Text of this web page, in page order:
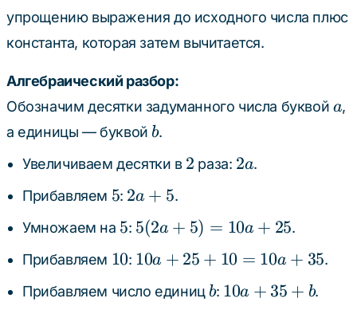
упрощению выражения до исходного числа плюс
константа, которая затем вычитается.
Алгебраический разбор:
Обозначим десятки задуманного числа буквой a
a,
а единицы — буквой b
b.
Увеличиваем десятки в 2
2 раза: 2a
2a.
Прибавляем 5
5: 2a
5
2a + 5.
Умножаем на 5
5: 5(2a
5)
=
5(2a + 5) = 10a + 25.
Прибавляем 10
10: 10a
25
10a + 25 + 10 = 10a + 35.
Прибавляем число единиц b
b: 10a
10a + 35 + b.